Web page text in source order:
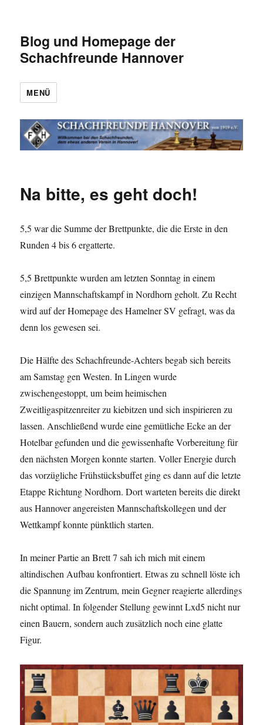
Blog und Homepage der
Schachfreunde Hannover
MENÜ
Na bitte, es geht doch!
5,5 war die Summe der Brettpunkte, die die Erste in den
Runden 4 bis 6 ergatterte.
5,5 Brettpunkte wurden am letzten Sonntag in einem
einzigen Mannschaftskampf in Nordhorn geholt. Zu Recht
wird auf der Homepage des Hamelner SV gefragt, was da
denn los gewesen sei.
Die Hälfte des Schachfreunde-Achters begab sich bereits
am Samstag gen Westen. In Lingen wurde
zwischengestoppt, um beim heimischen
Zweitligaspitzenreiter zu kiebitzen und sich inspirieren zu
lassen. Anschließend wurde eine gemütliche Ecke an der
Hotelbar gefunden und die gewissenhafte Vorbereitung für
den nächsten Morgen konnte starten. Voller Energie durch
das vorzügliche Frühstücksbuffet ging es dann auf die letzte
Etappe Richtung Nordhorn. Dort warteten bereits die direkt
aus Hannover angereisten Mannschaftskollegen und der
Wettkampf konnte pünktlich starten.
In meiner Partie an Brett 7 sah ich mich mit einem
altindischen Aufbau konfrontiert. Etwas zu schnell löste ich
die Spannung im Zentrum, mein Gegner reagierte allerdings
nicht optimal. In folgender Stellung gewinnt Lxd5 nicht nur
einen Bauern, sondern auch zusätzlich noch eine glatte
Figur.